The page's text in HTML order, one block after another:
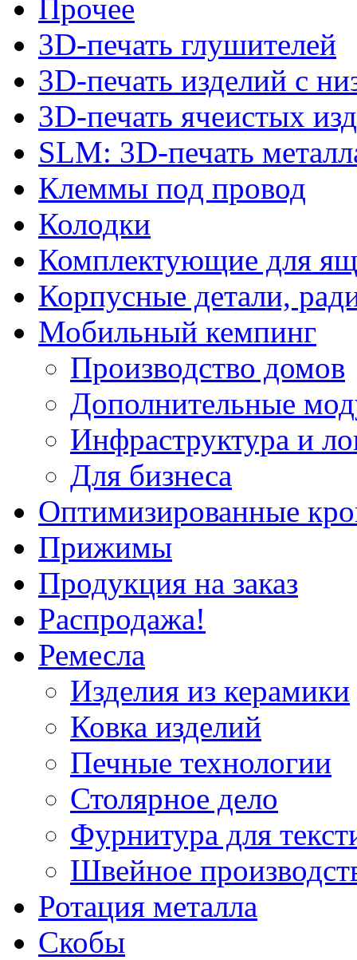
Прочее
3D-печать глушителей
3D-печать изделий с
3D-печать ячеистых
SLM: 3D-печать
Клеммы под провод
Колодки
Комплектующие для
Корпусные детали,
Мобильный кемпинг
Производство домов
Дополнительные
Инфраструктура и
Для бизнеса
Оптимизированные
Прижимы
Продукция на заказ
Распродажа!
Ремесла
Изделия из керамики
Ковка изделий
Печные технологии
Столярное дело
Фурнитура для
Швейное
Ротация металла
Скобы